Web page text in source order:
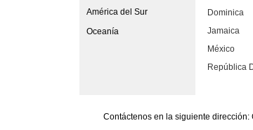
América del Sur
Oceanía
Dominica
Jamaica
México
República
Contáctenos en la siguiente